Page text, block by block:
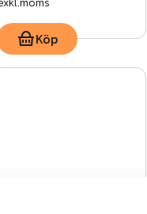
Köp